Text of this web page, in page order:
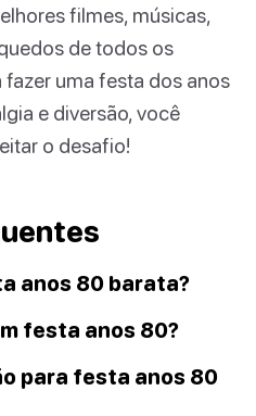
filmes, músicas,
de todos os
uma festa dos anos
e diversão, você
o desafio!
anos 80 barata?
festa anos 80?
para festa anos 80